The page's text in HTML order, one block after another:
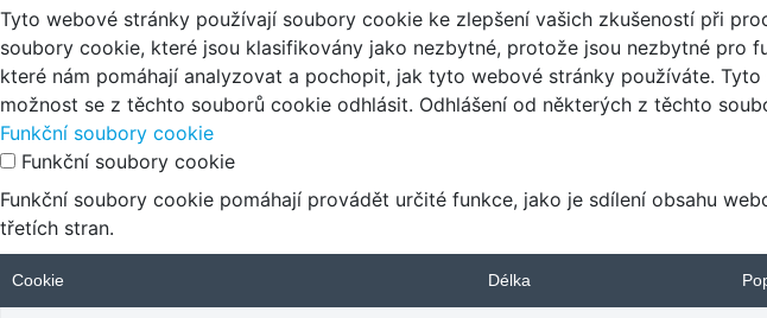
Tyto webové stránky používají soubory cookie ke zlepšení vašich zkušeností při
soubory cookie, které jsou klasifikovány jako nezbytné, protože jsou nezbytné pro
které nám pomáhají analyzovat a pochopit, jak tyto webové stránky používáte.
možnost se z těchto souborů cookie odhlásit. Odhlášení od některých z těchto
Funkční soubory cookie
Funkční soubory cookie
Funkční soubory cookie pomáhají provádět určité funkce, jako je sdílení obsahu
třetích stran.
Cookie Délka